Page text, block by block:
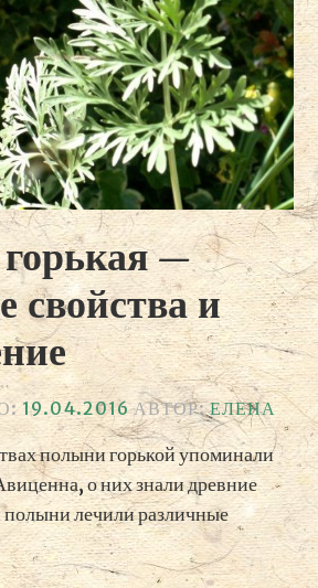
—
свойства и
19.04.2016АВТОР:ЕЛЕНА
полыни горькой упоминали
о них знали древние
лечили различные